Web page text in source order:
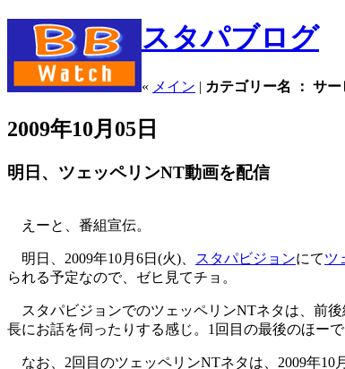
スタパブログ
« メイン | カテゴリー名 ： サー
2009年10月05日
明日、ツェッペリンNT動画を配信
えーと、番組宣伝。
明日、2009年10月6日(火)、 スタパビジョンにてツ
られる予定なので、ゼヒ見てチョ。
スタパビジョンでのツェッペリンNTネタは、前
長にお話を伺ったりする感じ。1回目の最後のほー
なお、2回目のツェッペリンNTネタは、2009年10